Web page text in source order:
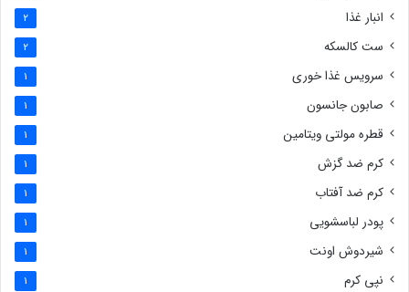
انبار غذا 2
ست کالسکه 2
سرویس غذا خوری 1
صابون جانسون 1
قطره مولتی ویتامین 1
کرم ضد گزش 1
کرم ضد آفتاب 1
پودر لباسشویی 1
شیردوش اونت 1
نپی کرم 1